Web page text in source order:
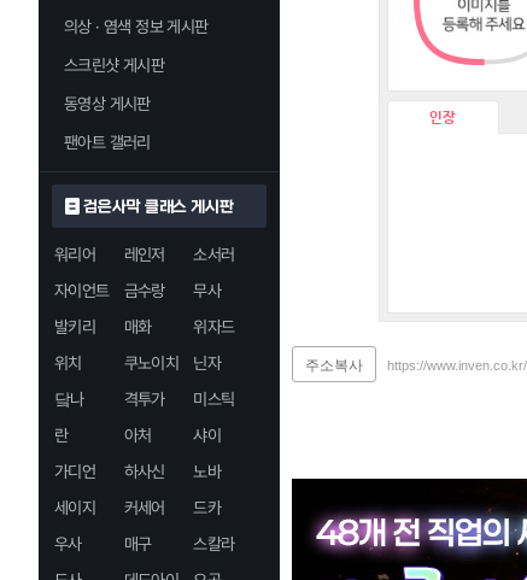
의상 · 염색 정보 게시판
스크린샷 게시판
동영상 게시판
팬아트 갤러리
검은사막 클래스 게시판
워리어 레인저
소서러
자이언트
금수랑
무사
발키리
매화
위자드
위치
쿠노이치
닌자
닼나
격투가
미스틱
란
아처
샤이
가디언
하사신
노바
세이지
커세어
드카
우사
매구
스칼라
인장
주소복사 https://